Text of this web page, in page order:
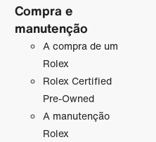
Compra e
manutenção
A compra de um
Rolex
Rolex Certified
Pre-Owned
A manutenção
Rolex